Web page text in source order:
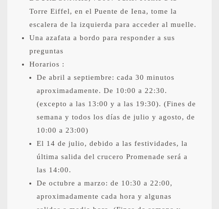
Torre Eiffel, en el Puente de Iena, tome la
escalera de la izquierda para acceder al muelle.
Una azafata a bordo para responder a sus
preguntas
Horarios :
De abril a septiembre: cada 30 minutos
aproximadamente. De 10:00 a 22:30.
(excepto a las 13:00 y a las 19:30). (Fines de
semana y todos los días de julio y agosto, de
10:00 a 23:00)
El 14 de julio, debido a las festividades, la
última salida del crucero Promenade será a
las 14:00.
De octubre a marzo: de 10:30 a 22:00,
aproximadamente cada hora y algunas